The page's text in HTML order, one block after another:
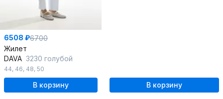
6508 ₽6700
Жилет
DAVA 3230 голубой
44, 46, 48, 50
В корзину В корзину